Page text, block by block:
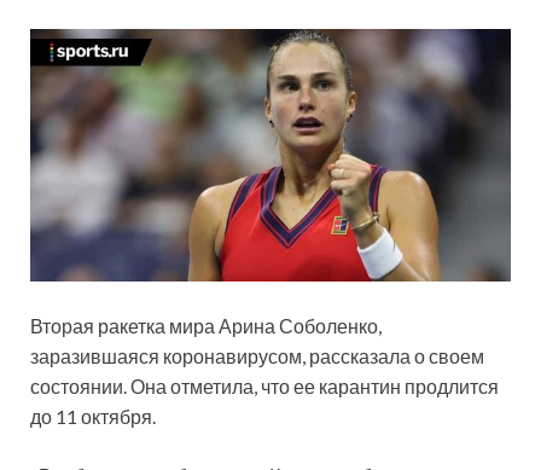
Вторая ракетка мира Арина Соболенко,
заразившаяся коронавирусом, рассказала о своем
состоянии. Она отметила, что ее карантин продлится
до 11 октября.